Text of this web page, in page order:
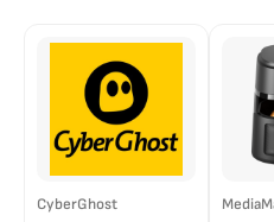
CyberGhost